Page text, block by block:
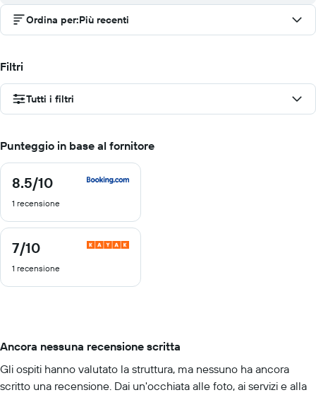
Ordina per:Più recenti
Filtri
Tutti i filtri
Punteggio in base al fornitore
8.5/10
8.5
10
1 recensione
7/10
7
10
1 recensione
Ancora nessuna recensione scritta
Gli ospiti hanno valutato la struttura, ma nessuno ha ancora
scritto una recensione. Dai un'occhiata alle foto, ai servizi e alla